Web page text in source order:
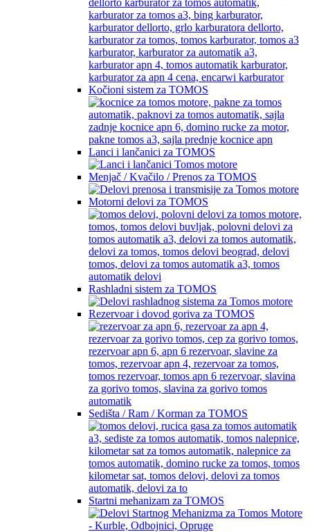
Kočioni sistem za TOMOS
Lanci i lančanici za TOMOS
Menjač / Kvačilo / Prenos za TOMOS
Motorni delovi za TOMOS
Rashladni sistem za TOMOS
Rezervoar i dovod goriva za TOMOS
Sedišta / Ram / Korman za TOMOS
Startni mehanizam za TOMOS